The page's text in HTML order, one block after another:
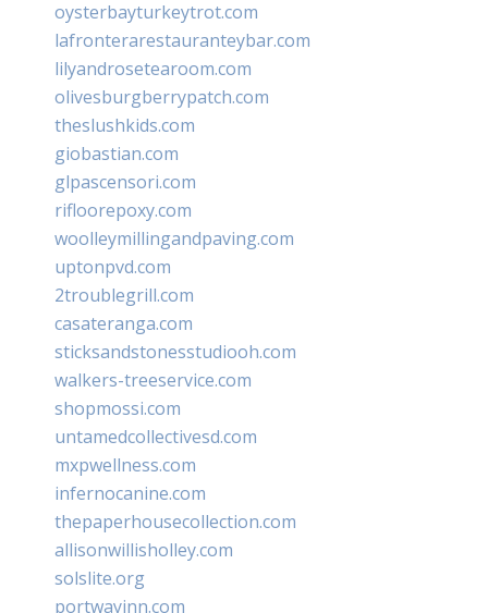
oysterbayturkeytrot.com
lafronterarestauranteybar.com
lilyandrosetearoom.com
olivesburgberrypatch.com
theslushkids.com
giobastian.com
glpascensori.com
rifloorepoxy.com
woolleymillingandpaving.com
uptonpvd.com
2troublegrill.com
casateranga.com
sticksandstonesstudiooh.com
walkers-treeservice.com
shopmossi.com
untamedcollectivesd.com
mxpwellness.com
infernocanine.com
thepaperhousecollection.com
allisonwillisholley.com
solslite.org
portwayinn.com